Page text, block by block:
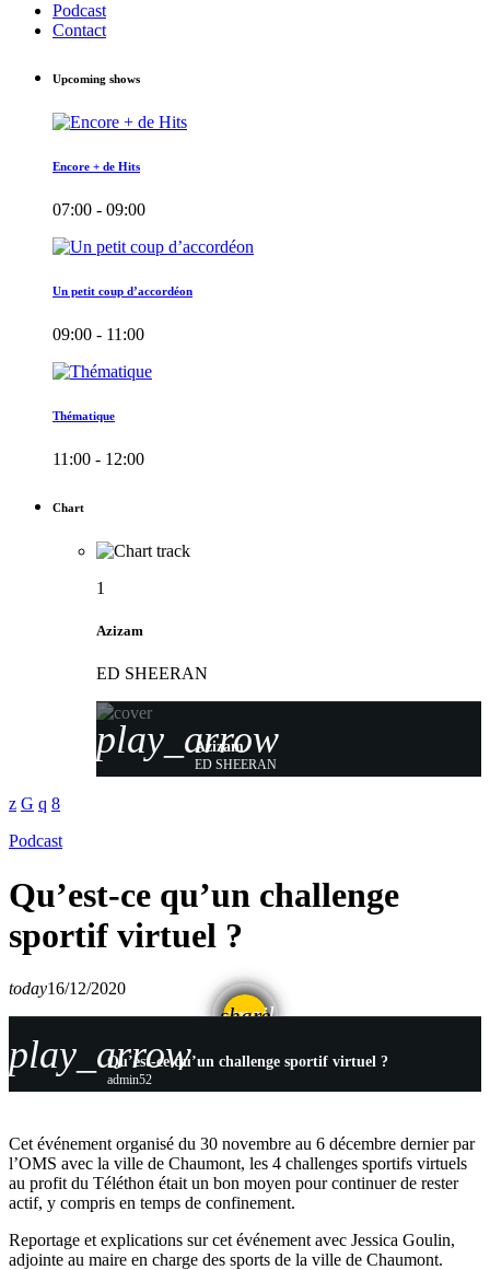
Podcast
Contact
Upcoming shows
Encore + de Hits
07:00 - 09:00
Un petit coup d’accordéon
09:00 - 11:00
Thématique
11:00 - 12:00
Chart
1
Azizam
ED SHEERAN
play_arrow
Azizam
ED SHEERAN
Podcast
Qu’est-ce qu’un challenge
sportif virtuel ?
today16/12/2020
share
email
play_arrowQu’est-ce qu’un challenge sportif virtuel ?
admin52
Cet événement organisé du 30 novembre au 6 décembre dernier par
l’OMS avec la ville de Chaumont, les 4 challenges sportifs virtuels
au profit du Téléthon était un bon moyen pour continuer de rester
actif, y compris en temps de confinement.
Reportage et explications sur cet événement avec Jessica Goulin,
adjointe au maire en charge des sports de la ville de Chaumont.